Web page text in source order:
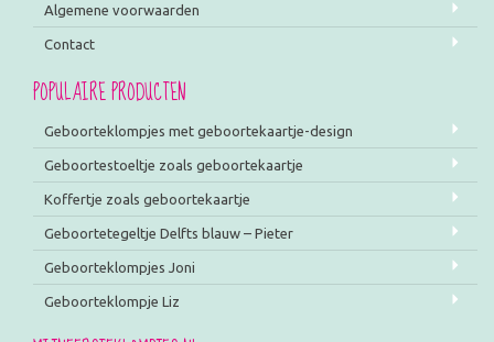
Algemene voorwaarden
Contact
POPULAIRE PRODUCTEN
Geboorteklompjes met geboortekaartje-design
Geboortestoeltje zoals geboortekaartje
Koffertje zoals geboortekaartje
Geboortetegeltje Delfts blauw – Pieter
Geboorteklompjes Joni
Geboorteklompje Liz